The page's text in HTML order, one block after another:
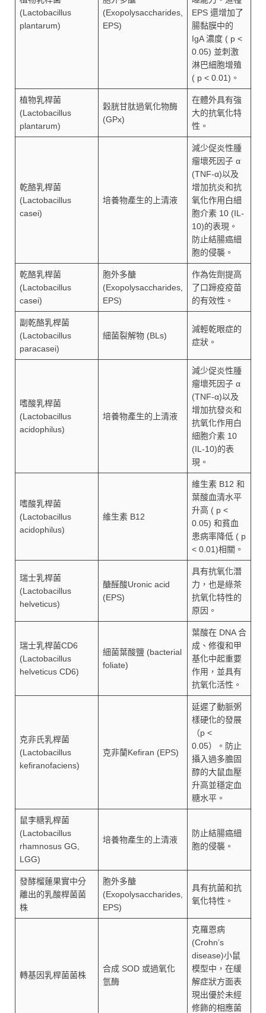
(Lactobacillus
plantarum)
(Exopolysaccharides,
EPS)
EPS 還增加了
腸黏膜中的
IgA 濃度 ( p <
0.05) 並刺激
淋巴細胞增殖
( p < 0.01)。
植物乳桿菌
(Lactobacillus
plantarum)
穀胱甘肽過氧化物酶
(GPx)
在體外具有強
大的抗氧化特
性。
乾酪乳桿菌
(Lactobacillus
casei)
培養物產生的上清液
減少促炎性腫
瘤壞死因子 α
(TNF-α)以及
增加抗炎和抗
氧化作用白細
胞介素 10 (IL-
10)的表現。
防止結腸癌細
胞的侵襲。
乾酪乳桿菌
(Lactobacillus
casei)
胞外多醣
(Exopolysaccharides,
EPS)
作為佐劑提高
了口蹄疫疫苗
的有效性。
副乾酪乳桿菌
(Lactobacillus
paracasei)
細菌裂解物 (BLs)
減輕乾眼症的
症狀。
嗜酸乳桿菌
(Lactobacillus
acidophilus)
培養物產生的上清液
減少促炎性腫
瘤壞死因子 α
(TNF-α)以及
增加抗發炎和
抗氧化作用白
細胞介素 10
(IL-10)的表
現。
嗜酸乳桿菌
(Lactobacillus
acidophilus)
維生素 B12
維生素 B12 和
葉酸血清水平
升高 ( p <
0.05) 和貧血
患病率降低 ( p
< 0.01)相關。
瑞士乳桿菌
(Lactobacillus
helveticus)
醣醛酸Uronic acid
(EPS)
具有抗氧化潛
力，也是綠茶
抗氧化特性的
原因。
瑞士乳桿菌CD6
(Lactobacillus
helveticus CD6)
細菌葉酸鹽 (bacterial
foliate)
葉酸在 DNA 合
成、修復和甲
基化中起重要
作用，並具有
抗氧化活性。
克非氏乳桿菌
(Lactobacillus
kefiranofaciens)
克非蘭Kefiran (EPS)
延遲了動脈粥
樣硬化的發展
（p <
0.05）。防止
攝入過多膽固
醇的大鼠血壓
升高並穩定血
糖水平。
鼠李糖乳桿菌
(Lactobacillus
rhamnosus GG,
LGG)
培養物產生的上清液
防止結腸癌細
胞的侵襲。
發酵榴蓮果實中分
離出的乳酸桿菌菌
株
胞外多醣
(Exopolysaccharides,
EPS)
具有抗菌和抗
氧化特性。
轉基因乳桿菌菌株
合成 SOD 或過氧化
氫酶
克羅恩病
(Crohn’s
disease)小鼠
模型中，在緩
解症狀方面表
現出優於未經
修飾的相應菌